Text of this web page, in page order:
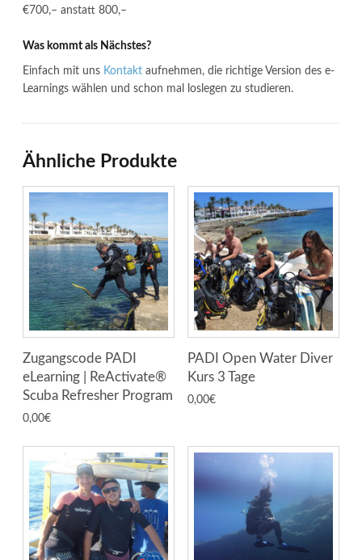
€700,– anstatt 800,–
Was kommt als Nächstes?
Einfach mit uns Kontakt aufnehmen, die richtige Version des e-
Learnings wählen und schon mal loslegen zu studieren.
Ähnliche Produkte
Zugangscode PADI
eLearning | ReActivate®
Scuba Refresher Program
0,00€
PADI Open Water Diver
Kurs 3 Tage
0,00€